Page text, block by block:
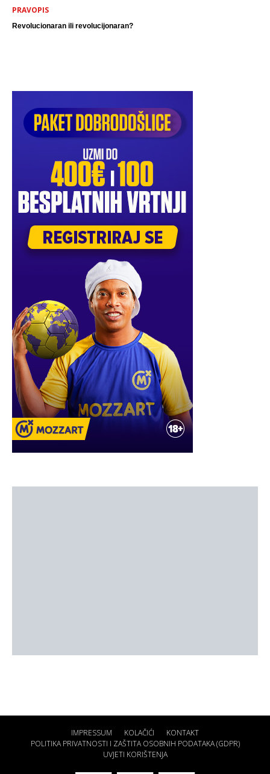
PRAVOPIS
Revolucionaran ili revolucijonaran?
IMPRESSUM KOLAČIĆI
KONTAKT
POLITIKA PRIVATNOSTI I ZAŠTITA OSOBNIH PODATAKA (GDPR)
UVJETI KORIŠTENJA